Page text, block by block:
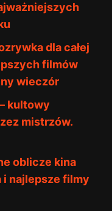
dla całej
filmów
wieczór
kultowy
mistrzów.
oblicze kina
najlepsze filmy